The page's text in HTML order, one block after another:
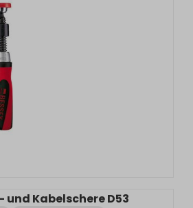
und Kabelschere D53